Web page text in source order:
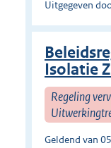
Uitgegeven
Isolatie
Regeling
Geldend van